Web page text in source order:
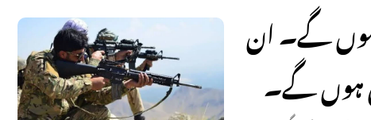
ہوں گے۔ ان
ہوں گے۔